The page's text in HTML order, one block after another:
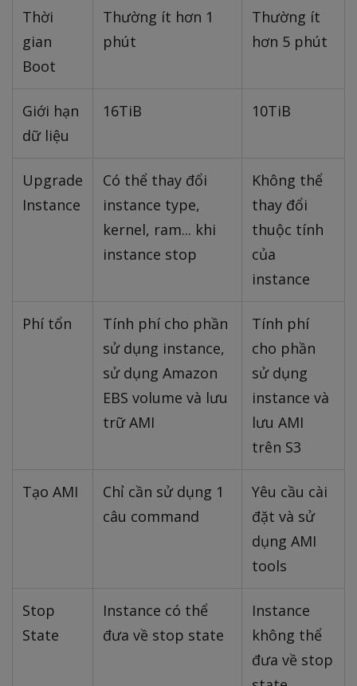
Thời
gian
Boot
Thường ít hơn 1
phút
Thường ít
hơn 5 phút
Giới hạn
dữ liệu
16TiB 10TiB
Upgrade
Instance
Có thể thay đổi
instance type,
kernel, ram... khi
instance stop
Không thể
thay đổi
thuộc tính
của
instance
Phí tổn
Tính phí cho phần
sử dụng instance,
sử dụng Amazon
EBS volume và lưu
trữ AMI
Tính phí
cho phần
sử dụng
instance và
lưu AMI
trên S3
Tạo AMI
Chỉ cần sử dụng 1
câu command
Yêu cầu cài
đặt và sử
dụng AMI
tools
Stop
State
Instance có thể
đưa về stop state
Instance
không thể
đưa về stop